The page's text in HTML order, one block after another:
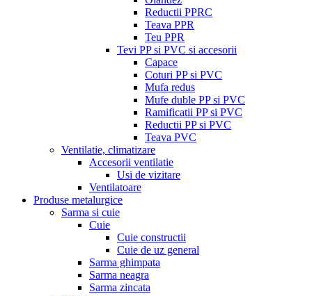
Reductii PPRC
Teava PPR
Teu PPR
Tevi PP si PVC si accesorii
Capace
Coturi PP si PVC
Mufa redus
Mufe duble PP si PVC
Ramificatii PP si PVC
Reductii PP si PVC
Teava PVC
Ventilatie, climatizare
Accesorii ventilatie
Usi de vizitare
Ventilatoare
Produse metalurgice
Sarma si cuie
Cuie
Cuie constructii
Cuie de uz general
Sarma ghimpata
Sarma neagra
Sarma zincata